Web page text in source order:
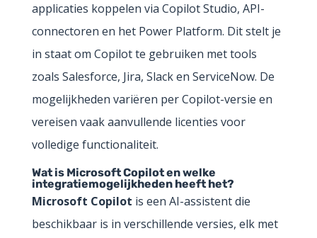
applicaties koppelen via Copilot Studio, API-
connectoren en het Power Platform. Dit stelt je
in staat om Copilot te gebruiken met tools
zoals Salesforce, Jira, Slack en ServiceNow. De
mogelijkheden variëren per Copilot-versie en
vereisen vaak aanvullende licenties voor
volledige functionaliteit.
Wat is Microsoft Copilot en welke
integratiemogelijkheden heeft het?
Microsoft Copilot is een AI-assistent die
beschikbaar is in verschillende versies, elk met